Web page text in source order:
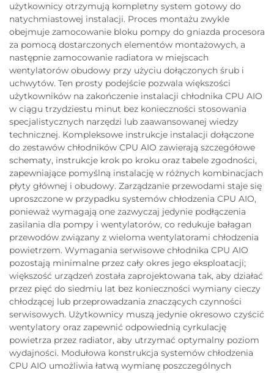
użytkownicy otrzymują kompletny system gotowy do
natychmiastowej instalacji. Proces montażu zwykle
obejmuje zamocowanie bloku pompy do gniazda procesora
za pomocą dostarczonych elementów montażowych, a
następnie zamocowanie radiatora w miejscach
wentylatorów obudowy przy użyciu dołączonych śrub i
uchwytów. Ten prosty podejście pozwala większości
użytkowników na zakończenie instalacji chłodnika CPU AIO
w ciągu trzydziestu minut bez konieczności stosowania
specjalistycznych narzędzi lub zaawansowanej wiedzy
technicznej. Kompleksowe instrukcje instalacji dołączone
do zestawów chłodników CPU AIO zawierają szczegółowe
schematy, instrukcje krok po kroku oraz tabele zgodności,
zapewniające pomyślną instalację w różnych kombinacjach
płyty głównej i obudowy. Zarządzanie przewodami staje się
uproszczone w przypadku systemów chłodzenia CPU AIO,
ponieważ wymagają one zazwyczaj jedynie podłączenia
zasilania dla pompy i wentylatorów, co redukuje bałagan
przewodów związany z wieloma wentylatorami chłodzenia
powietrzem. Wymagania serwisowe chłodnika CPU AIO
pozostają minimalne przez cały okres jego eksploatacji;
większość urządzeń została zaprojektowana tak, aby działać
przez pięć do siedmiu lat bez konieczności wymiany cieczy
chłodzącej lub przeprowadzania znaczących czynności
serwisowych. Użytkownicy muszą jedynie okresowo czyścić
wentylatory oraz zapewnić odpowiednią cyrkulację
powietrza przez radiator, aby utrzymać optymalny poziom
wydajności. Modułowa konstrukcja systemów chłodzenia
CPU AIO umożliwia łatwą wymianę poszczególnych